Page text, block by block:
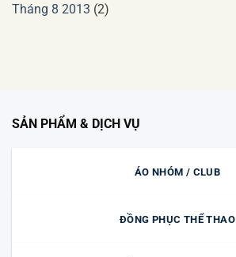
Tháng 8 2013 (2)
SẢN PHẨM & DỊCH VỤ
ÁO NHÓM / CLUB
ĐỒNG PHỤC THỂ THAO